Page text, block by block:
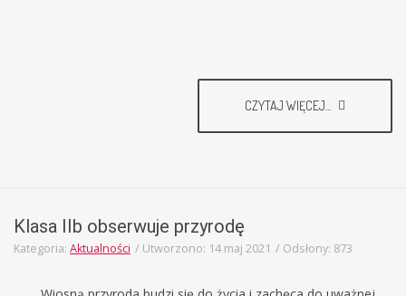
CZYTAJ WIĘCEJ...
Klasa IIb obserwuje przyrodę
Kategoria: Aktualności Utworzono: 14 maj 2021 Odsłony: 873